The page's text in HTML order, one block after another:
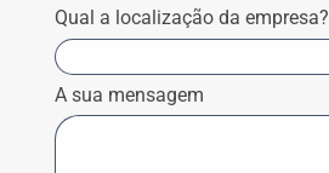
Qual a localização da empresa?
A sua mensagem